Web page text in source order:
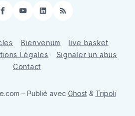
Facebook
YouTube
LinkedIn
RSS
Bienvenum
live basket
Légales
Signaler un abus
Contact
– Publié avec Ghost& Tripoli